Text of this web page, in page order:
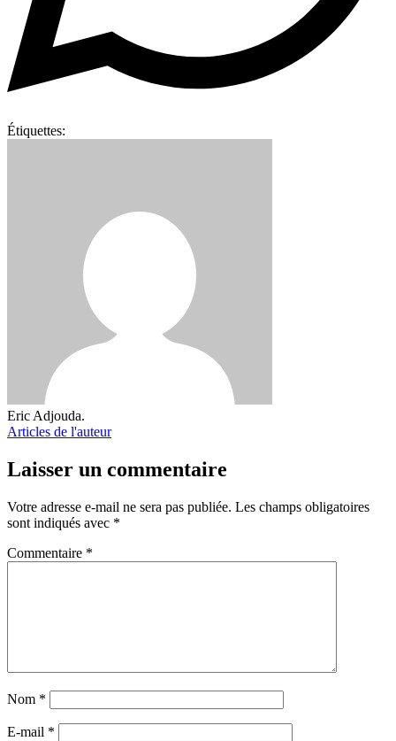
Étiquettes:
Eric Adjouda.
Articles de l'auteur
Laisser un commentaire
Votre adresse e-mail ne sera pas publiée. Les champs obligatoires
sont indiqués avec *
Commentaire *
Nom *
E-mail *